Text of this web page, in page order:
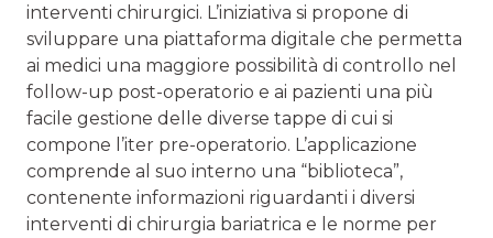
interventi chirurgici. L’iniziativa si propone di
sviluppare una piattaforma digitale che permetta
ai medici una maggiore possibilità di controllo nel
follow-up post-operatorio e ai pazienti una più
facile gestione delle diverse tappe di cui si
compone l’iter pre-operatorio. L’applicazione
comprende al suo interno una “biblioteca”,
contenente informazioni riguardanti i diversi
interventi di chirurgia bariatrica e le norme per